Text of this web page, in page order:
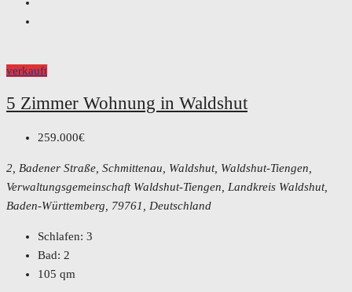
verkauft
5 Zimmer Wohnung in Waldshut
259.000€
2, Badener Straße, Schmittenau, Waldshut, Waldshut-Tiengen,
Verwaltungsgemeinschaft Waldshut-Tiengen, Landkreis Waldshut,
Baden-Württemberg, 79761, Deutschland
Schlafen: 3
Bad: 2
105 qm